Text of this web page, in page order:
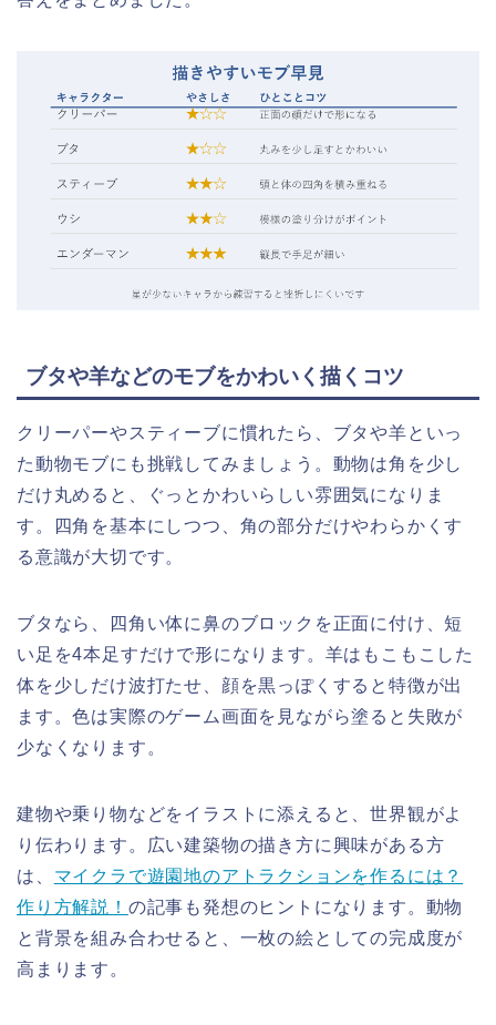
ブタや羊などのモブをかわいく描くコツ
クリーパーやスティーブに慣れたら、ブタや羊といっ
た動物モブにも挑戦してみましょう。動物は角を少し
だけ丸めると、ぐっとかわいらしい雰囲気になりま
す。四角を基本にしつつ、角の部分だけやわらかくす
る意識が大切です。
ブタなら、四角い体に鼻のブロックを正面に付け、短
い足を4本足すだけで形になります。羊はもこもこした
体を少しだけ波打たせ、顔を黒っぽくすると特徴が出
ます。色は実際のゲーム画面を見ながら塗ると失敗が
少なくなります。
建物や乗り物などをイラストに添えると、世界観がよ
り伝わります。広い建築物の描き方に興味がある方
は、 マイクラで遊園地のアトラクションを作るには？
作り方解説！ の記事も発想のヒントになります。動物
と背景を組み合わせると、一枚の絵としての完成度が
高まります。